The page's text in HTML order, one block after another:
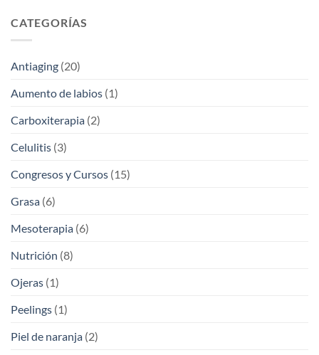
CATEGORÍAS
Antiaging (20)
Aumento de labios (1)
Carboxiterapia (2)
Celulitis (3)
Congresos y Cursos (15)
Grasa (6)
Mesoterapia (6)
Nutrición (8)
Ojeras (1)
Peelings (1)
Piel de naranja (2)